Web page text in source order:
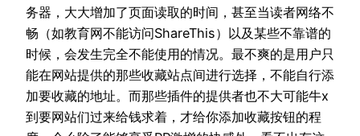
务器，大大增加了页面读取的时间，甚至当读者网络不
畅（如教育网不能访问ShareThis）以及某些不靠谱的
时候，会发生完全不能使用的情况。最不爽的是用户只
能在网站提供的那些收藏站点间进行选择，不能自行添
加要收藏的地址。而那些插件的提供者也不大可能牛x
到要网站们过来给钱求着，才给你添加收藏按钮的程